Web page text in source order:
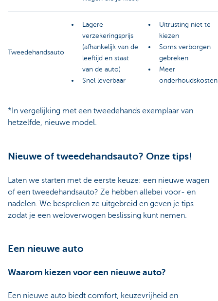
Tweedehandsauto
Lagere
verzekeringsprijs
(afhankelijk van de
leeftijd en staat
van de auto)
Snel leverbaar
Uitrusting niet te
kiezen
Soms verborgen
gebreken
Meer
onderhoudskosten
*In vergelijking met een tweedehands exemplaar van
hetzelfde, nieuwe model.
Nieuwe of tweedehandsauto? Onze tips!
Laten we starten met de eerste keuze: een nieuwe wagen
of een tweedehandsauto? Ze hebben allebei voor- en
nadelen. We bespreken ze uitgebreid en geven je tips
zodat je een weloverwogen beslissing kunt nemen.
Een nieuwe auto
Waarom kiezen voor een nieuwe auto?
Een nieuwe auto biedt comfort, keuzevrijheid en